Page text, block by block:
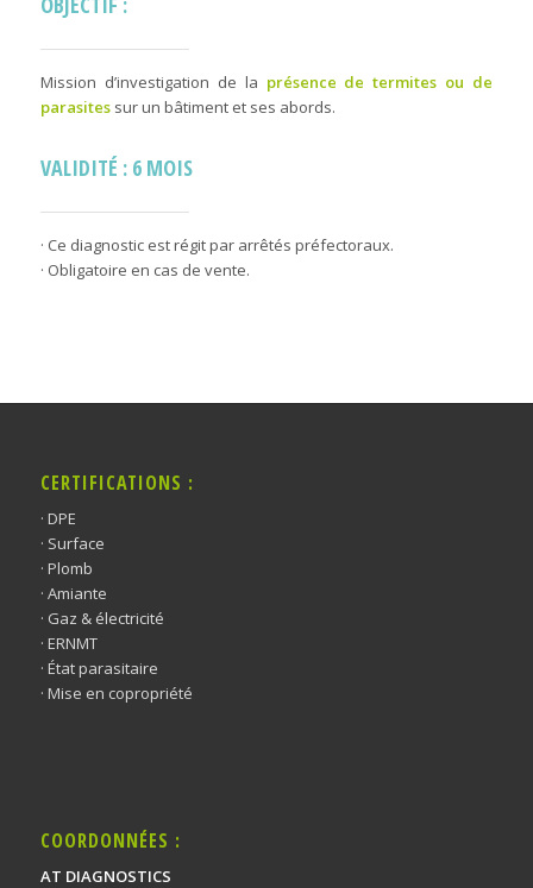
Mission d’investigation de la présence de termites ou de
parasitessur un bâtiment et ses abords.
VALIDITÉ : 6 MOIS
· Ce diagnostic est régit par arrêtés préfectoraux.
· Obligatoire en cas de vente.
CERTIFICATIONS :
· DPE
· Surface
· Plomb
· Amiante
· Gaz & électricité
· ERNMT
· État parasitaire
· Mise en copropriété
COORDONNÉES :
AT DIAGNOSTICS